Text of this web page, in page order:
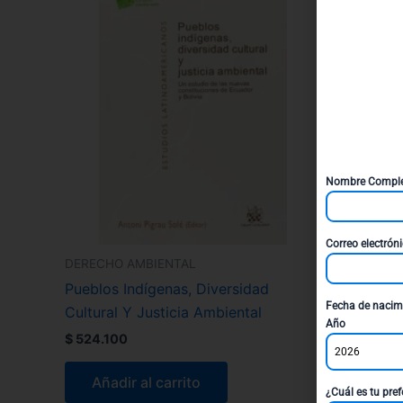
DERECHO AMBIENTAL
Pueblos Indígenas, Diversidad
Cultural Y Justicia Ambiental
$ 524.100
Añadir al carrito
Nombre
Correo
Fecha de
Año
2026
¿Cuál es tu